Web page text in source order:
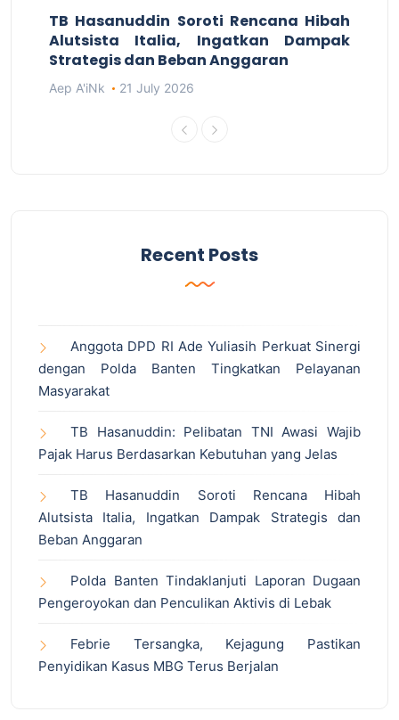
TB Hasanuddin Soroti Rencana Hibah
Alutsista Italia, Ingatkan Dampak
Strategis dan Beban Anggaran
Aep A'iNk 21 July 2026
Recent Posts
Anggota DPD RI Ade Yuliasih Perkuat Sinergi
dengan Polda Banten Tingkatkan Pelayanan
Masyarakat
TB Hasanuddin: Pelibatan TNI Awasi Wajib
Pajak Harus Berdasarkan Kebutuhan yang Jelas
TB Hasanuddin Soroti Rencana Hibah
Alutsista Italia, Ingatkan Dampak Strategis dan
Beban Anggaran
Polda Banten Tindaklanjuti Laporan Dugaan
Pengeroyokan dan Penculikan Aktivis di Lebak
Febrie Tersangka, Kejagung Pastikan
Penyidikan Kasus MBG Terus Berjalan